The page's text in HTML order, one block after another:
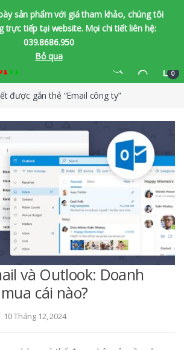
sản phẩm với giá tham khảo, chúng tôi
trực tiếp tại website. Mọi chi tiết liên hệ:
039.8686.950
Bỏ qua
0
được gắn thẻ “Email công ty”
và Outlook: Doanh
cái nào?
10 Tháng 12, 2024